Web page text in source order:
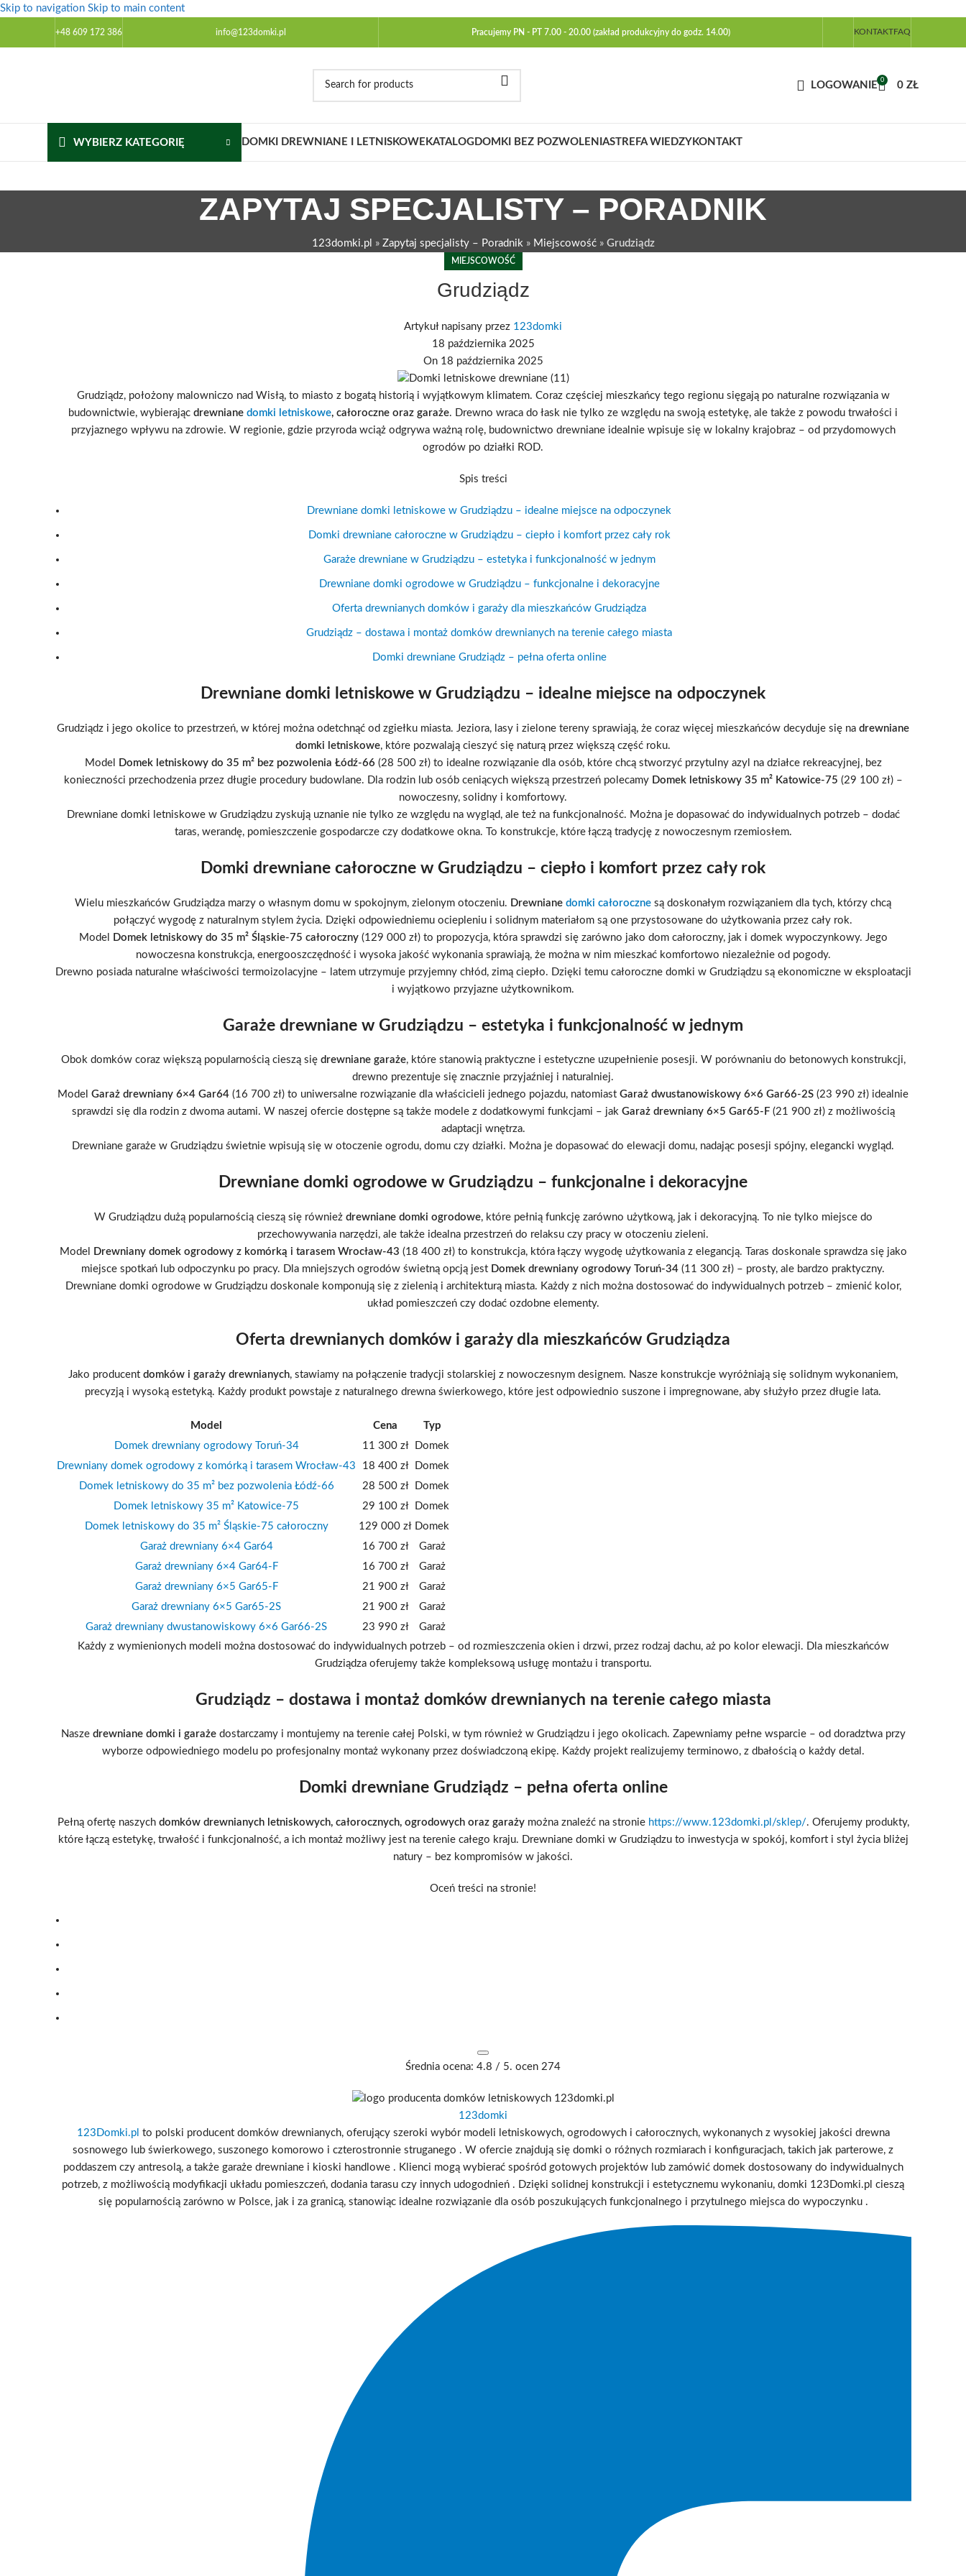
Skip to navigation Skip to main content
+48 609 172 386 info@123domki.pl Pracujemy PN - PT 7.00 - 20.00 (zakład produkcyjny do godz. 14.00) KONTAKTFAQ
LOGOWANIE 0 0 ZŁ
WYBIERZ KATEGORIĘ DOMKI DREWNIANE I LETNISKOWE KATALOG DOMKI BEZ POZWOLENIASTREFA WIEDZY KONTAKT
ZAPYTAJ SPECJALISTY – PORADNIK
123domki.pl » Zapytaj specjalisty – Poradnik» Miejscowość» Grudziądz
MIEJSCOWOŚĆ
Grudziądz
Artykuł napisany przez 123domki
18 października 2025
On 18 października 2025
Grudziądz, położony malowniczo nad Wisłą, to miasto z bogatą historią i wyjątkowym klimatem. Coraz częściej mieszkańcy tego regionu sięgają po naturalne rozwiązania w
budownictwie, wybierając drewniane domki letniskowe, całoroczne oraz garaże. Drewno wraca do łask nie tylko ze względu na swoją estetykę, ale także z powodu trwałości i
przyjaznego wpływu na zdrowie. W regionie, gdzie przyroda wciąż odgrywa ważną rolę, budownictwo drewniane idealnie wpisuje się w lokalny krajobraz – od przydomowych
ogrodów po działki ROD.
Spis treści
Drewniane domki letniskowe w Grudziądzu – idealne miejsce na odpoczynek
Domki drewniane całoroczne w Grudziądzu – ciepło i komfort przez cały rok
Garaże drewniane w Grudziądzu – estetyka i funkcjonalność w jednym
Drewniane domki ogrodowe w Grudziądzu – funkcjonalne i dekoracyjne
Oferta drewnianych domków i garaży dla mieszkańców Grudziądza
Grudziądz – dostawa i montaż domków drewnianych na terenie całego miasta
Domki drewniane Grudziądz – pełna oferta online
Drewniane domki letniskowe w Grudziądzu – idealne miejsce na odpoczynek
Grudziądz i jego okolice to przestrzeń, w której można odetchnąć od zgiełku miasta. Jeziora, lasy i zielone tereny sprawiają, że coraz więcej mieszkańców decyduje się na drewniane
domki letniskowe, które pozwalają cieszyć się naturą przez większą część roku.
Model
Domek letniskowy do 35 m² bez pozwolenia Łódź-66 (28 500 zł) to idealne rozwiązanie dla osób, które chcą stworzyć przytulny azyl na działce rekreacyjnej, bez
konieczności przechodzenia przez długie procedury budowlane. Dla rodzin lub osób ceniących większą przestrzeń polecamy Domek letniskowy 35 m² Katowice-75 (29 100 zł) –
nowoczesny, solidny i komfortowy.
Drewniane domki letniskowe w Grudziądzu zyskują uznanie nie tylko ze względu na wygląd, ale też na funkcjonalność. Można je dopasować do indywidualnych potrzeb – dodać
taras, werandę, pomieszczenie gospodarcze czy dodatkowe okna. To konstrukcje, które łączą tradycję z nowoczesnym rzemiosłem.
Domki drewniane całoroczne w Grudziądzu – ciepło i komfort przez cały rok
Wielu mieszkańców Grudziądza marzy o własnym domu w spokojnym, zielonym otoczeniu. Drewniane domki całoroczne są doskonałym rozwiązaniem dla tych, którzy chcą
połączyć wygodę z naturalnym stylem życia. Dzięki odpowiedniemu ociepleniu i solidnym materiałom są one przystosowane do użytkowania przez cały rok.
Model
Domek letniskowy do 35 m² Śląskie-75 całoroczny(129 000 zł) to propozycja, która sprawdzi się zarówno jako dom całoroczny, jak i domek wypoczynkowy. Jego
nowoczesna konstrukcja, energooszczędność i wysoka jakość wykonania sprawiają, że można w nim mieszkać komfortowo niezależnie od pogody.
Drewno posiada naturalne właściwości termoizolacyjne – latem utrzymuje przyjemny chłód, zimą ciepło. Dzięki temu całoroczne domki w Grudziądzu są ekonomiczne w eksploatacji
i wyjątkowo przyjazne użytkownikom.
Garaże drewniane w Grudziądzu – estetyka i funkcjonalność w jednym
Obok domków coraz większą popularnością cieszą się drewniane garaże, które stanowią praktyczne i estetyczne uzupełnienie posesji. W porównaniu do betonowych konstrukcji,
drewno prezentuje się znacznie przyjaźniej i naturalniej.
Model Garaż drewniany 6×4 Gar64 (16 700 zł) to uniwersalne rozwiązanie dla właścicieli jednego pojazdu, natomiast Garaż dwustanowiskowy 6×6 Gar66-2S (23 990 zł) idealnie
sprawdzi się dla rodzin z dwoma autami. W naszej ofercie dostępne są także modele z dodatkowymi funkcjami – jak Garaż drewniany 6×5 Gar65-F(21 900 zł) z możliwością
adaptacji wnętrza.
Drewniane garaże w Grudziądzu świetnie wpisują się w otoczenie ogrodu, domu czy działki. Można je dopasować do elewacji domu, nadając posesji spójny, elegancki wygląd.
Drewniane domki ogrodowe w Grudziądzu – funkcjonalne i dekoracyjne
W Grudziądzu dużą popularnością cieszą się również drewniane domki ogrodowe, które pełnią funkcję zarówno użytkową, jak i dekoracyjną. To nie tylko miejsce do
przechowywania narzędzi, ale także idealna przestrzeń do relaksu czy pracy w otoczeniu zieleni.
Model
Drewniany domek ogrodowy z komórką i tarasem Wrocław-43 (18 400 zł) to konstrukcja, która łączy wygodę użytkowania z elegancją. Taras doskonale sprawdza się jako
miejsce spotkań lub odpoczynku po pracy. Dla mniejszych ogrodów świetną opcją jest Domek drewniany ogrodowy Toruń-34 (11 300 zł) – prosty, ale bardzo praktyczny.
Drewniane domki ogrodowe w Grudziądzu doskonale komponują się z zielenią i architekturą miasta. Każdy z nich można dostosować do indywidualnych potrzeb – zmienić kolor,
układ pomieszczeń czy dodać ozdobne elementy.
Oferta drewnianych domków i garaży dla mieszkańców Grudziądza
Jako producent domków i garaży drewnianych, stawiamy na połączenie tradycji stolarskiej z nowoczesnym designem. Nasze konstrukcje wyróżniają się solidnym wykonaniem,
precyzją i wysoką estetyką. Każdy produkt powstaje z naturalnego drewna świerkowego, które jest odpowiednio suszone i impregnowane, aby służyło przez długie lata.
Model Cena
Typ
Domek drewniany ogrodowy Toruń-34
11 300 zł
Domek
Drewniany domek ogrodowy z komórką i tarasem Wrocław-43
18 400 zł
Domek
Domek letniskowy do 35 m² bez pozwolenia Łódź-66
28 500 zł
Domek
Domek letniskowy 35 m² Katowice-75
29 100 zł
Domek
Domek letniskowy do 35 m² Śląskie-75 całoroczny
129 000 zł Domek
Garaż drewniany 6×4 Gar64
16 700 zł
Garaż
Garaż drewniany 6×4 Gar64-F
16 700 zł
Garaż
Garaż drewniany 6×5 Gar65-F
21 900 zł
Garaż
Garaż drewniany 6×5 Gar65-2S
21 900 zł
Garaż
Garaż drewniany dwustanowiskowy 6×6 Gar66-2S
23 990 zł
Garaż
Każdy z wymienionych modeli można dostosować do indywidualnych potrzeb – od rozmieszczenia okien i drzwi, przez rodzaj dachu, aż po kolor elewacji. Dla mieszkańców
Grudziądza oferujemy także kompleksową usługę montażu i transportu.
Grudziądz – dostawa i montaż domków drewnianych na terenie całego miasta
Nasze drewniane domki i garażedostarczamy i montujemy na terenie całej Polski, w tym również w Grudziądzu i jego okolicach. Zapewniamy pełne wsparcie – od doradztwa przy
wyborze odpowiedniego modelu po profesjonalny montaż wykonany przez doświadczoną ekipę. Każdy projekt realizujemy terminowo, z dbałością o każdy detal.
Domki drewniane Grudziądz – pełna oferta online
Pełną ofertę naszych domków drewnianych letniskowych, całorocznych, ogrodowych oraz garażymożna znaleźć na stronie https://www.123domki.pl/sklep/. Oferujemy produkty,
które łączą estetykę, trwałość i funkcjonalność, a ich montaż możliwy jest na terenie całego kraju. Drewniane domki w Grudziądzu to inwestycja w spokój, komfort i styl życia bliżej
natury – bez kompromisów w jakości.
Oceń treści na stronie!
Średnia ocena: 4.8 / 5. ocen 274
123domki
123Domki.pl to polski producent domków drewnianych, oferujący szeroki wybór modeli letniskowych, ogrodowych i całorocznych, wykonanych z wysokiej jakości drewna
sosnowego lub świerkowego, suszonego komorowo i czterostronnie struganego . W ofercie znajdują się domki o różnych rozmiarach i konfiguracjach, takich jak parterowe, z
poddaszem czy antresolą, a także garaże drewniane i kioski handlowe. Klienci mogą wybierać spośród gotowych projektów lub zamówić domek dostosowany do indywidualnych
potrzeb, z możliwością modyfikacji układu pomieszczeń, dodania tarasu czy innych udogodnień . Dzięki solidnej konstrukcji i estetycznemu wykonaniu, domki 123Domki.pl cieszą
się popularnością zarówno w Polsce, jak i za granicą, stanowiąc idealne rozwiązanie dla osób poszukujących funkcjonalnego i przytulnego miejsca do wypoczynku.